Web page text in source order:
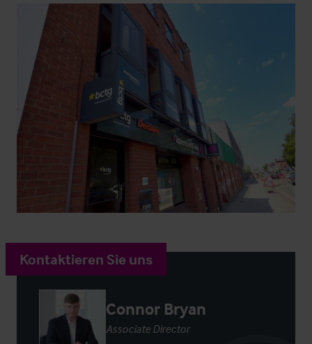
Kontaktieren Sie uns
Connor Bryan
Associate Director